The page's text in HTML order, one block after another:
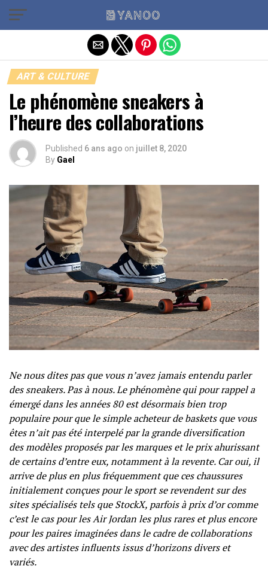
ART & CULTURE
Le phénomène sneakers à
l’heure des collaborations
Published 6 ans ago on juillet 8, 2020
By Gael
Ne nous dites pas que vous n’avez jamais entendu parler
des sneakers. Pas à nous. Le phénomène qui pour rappel a
émergé dans les années 80 est désormais bien trop
populaire pour que le simple acheteur de baskets que vous
êtes n’ait pas été interpelé par la grande diversification
des modèles proposés par les marques et le prix ahurissant
de certains d’entre eux, notamment à la revente. Car oui, il
arrive de plus en plus fréquemment que ces chaussures
initialement conçues pour le sport se revendent sur des
sites spécialisés tels que StockX, parfois à prix d’or comme
c’est le cas pour les Air Jordan les plus rares et plus encore
pour les paires imaginées dans le cadre de collaborations
avec des artistes influents issus d’horizons divers et
variés.
Quitter la version mobile